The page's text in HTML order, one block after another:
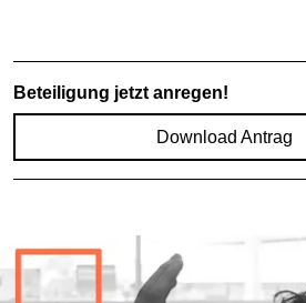
Beteiligung jetzt anregen!
Download Antrag